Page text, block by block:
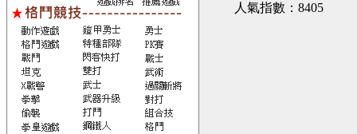
人氣指數：8405